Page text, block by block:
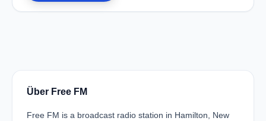
Über Free FM
Free FM is a broadcast radio station in Hamilton, New